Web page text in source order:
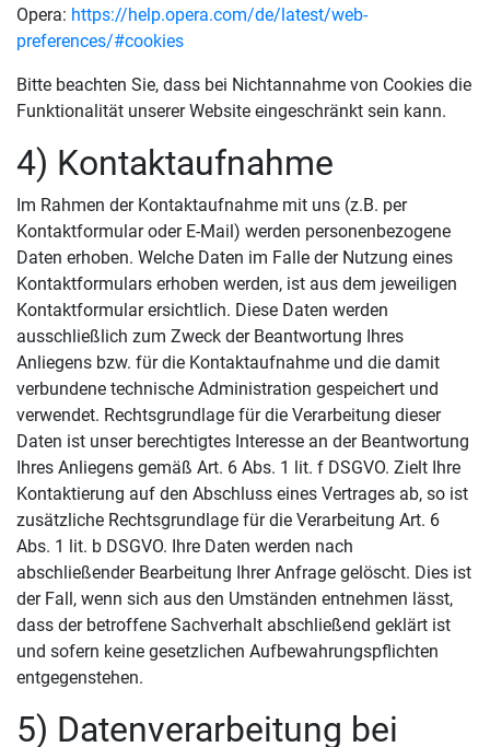
Opera: https://help.opera.com/de/latest/web-
preferences/#cookies
Bitte beachten Sie, dass bei Nichtannahme von Cookies die
Funktionalität unserer Website eingeschränkt sein kann.
4) Kontaktaufnahme
Im Rahmen der Kontaktaufnahme mit uns (z.B. per
Kontaktformular oder E-Mail) werden personenbezogene
Daten erhoben. Welche Daten im Falle der Nutzung eines
Kontaktformulars erhoben werden, ist aus dem jeweiligen
Kontaktformular ersichtlich. Diese Daten werden
ausschließlich zum Zweck der Beantwortung Ihres
Anliegens bzw. für die Kontaktaufnahme und die damit
verbundene technische Administration gespeichert und
verwendet. Rechtsgrundlage für die Verarbeitung dieser
Daten ist unser berechtigtes Interesse an der Beantwortung
Ihres Anliegens gemäß Art. 6 Abs. 1 lit. f DSGVO. Zielt Ihre
Kontaktierung auf den Abschluss eines Vertrages ab, so ist
zusätzliche Rechtsgrundlage für die Verarbeitung Art. 6
Abs. 1 lit. b DSGVO. Ihre Daten werden nach
abschließender Bearbeitung Ihrer Anfrage gelöscht. Dies ist
der Fall, wenn sich aus den Umständen entnehmen lässt,
dass der betroffene Sachverhalt abschließend geklärt ist
und sofern keine gesetzlichen Aufbewahrungspflichten
entgegenstehen.
5) Datenverarbeitung bei